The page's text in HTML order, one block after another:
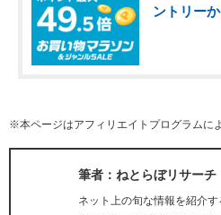
ントリーか
※本ページはアフィリエイトプログラムに
筆者：ねとらぼリサーチ
ネット上の旬な情報を紹介す